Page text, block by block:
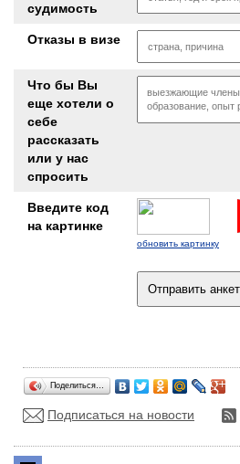
судимость
Отказы в визе
Что бы Вы
еще хотели о
себе
рассказать
или у нас
спросить
Введите код
на картинке
обновить картинку
Поделиться…
Подписаться на новости